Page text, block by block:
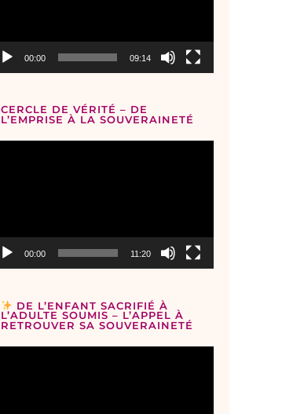
00:00 09:14
CERCLE DE VÉRITÉ – DE
L’EMPRISE À LA SOUVERAINETÉ
00:00 11:20
DE L’ENFANT SACRIFIÉ À
L’ADULTE SOUMIS – L’APPEL À
RETROUVER SA SOUVERAINETÉ